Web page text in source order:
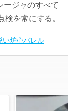
ージャのすべて
を常にする。
い炉心バレル